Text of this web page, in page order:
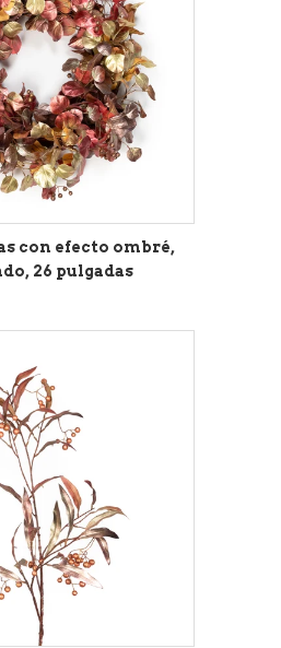
con efecto ombré,
26 pulgadas